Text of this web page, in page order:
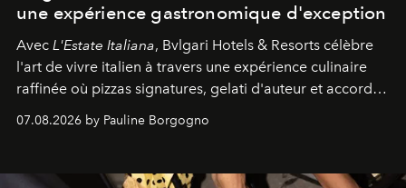
une expérience gastronomique d'exception
Avec L'Estate Italiana, Bvlgari Hotels & Resorts célèbre
l'art de vivre italien à travers une expérience culinaire
raffinée où pizzas signatures, gelati d'auteur et accords
07.08.2026 by Pauline Borgogno